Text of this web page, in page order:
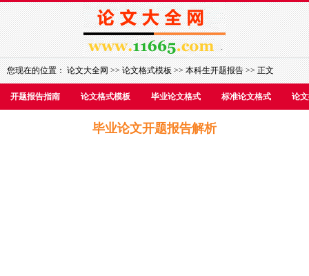
您现在的位置：论文大全网>>论文格式模板>>本科生开题报告>> 正文
开题报告指南 论文格式模板 毕业论文格式 标准论文格式 论
毕业论文开题报告解析